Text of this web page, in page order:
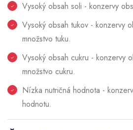
Vysoký obsah soli - konzervy
Vysoký obsah tukov - konzervy
množstvo tuku.
Vysoký obsah cukru - konzervy
množstvo cukru.
Nízka nutričná hodnota -
hodnotu.